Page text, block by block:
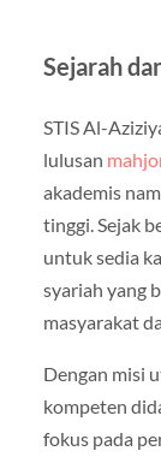
Sejarah
STIS Al-
lulusan
akademis
tinggi. Sejak
untuk sedia
syariah yang
masyarakat
Dengan misi
kompeten
fokus pada